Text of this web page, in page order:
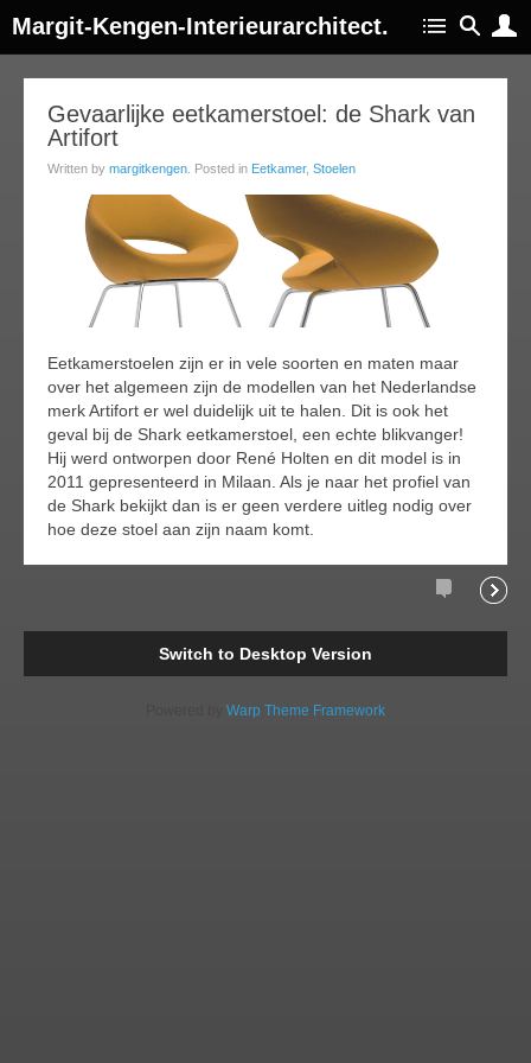
Margit-Kengen-Interieurarchitect.
Gevaarlijke eetkamerstoel: de Shark van
Artifort
Written by margitkengen . Posted in Eetkamer, Stoelen
Eetkamerstoelen zijn er in vele soorten en maten maar
over het algemeen zijn de modellen van het Nederlandse
merk Artifort er wel duidelijk uit te halen. Dit is ook het
geval bij de Shark eetkamerstoel, een echte blikvanger!
Hij werd ontworpen door René Holten en dit model is in
2011 gepresenteerd in Milaan. Als je naar het profiel van
de Shark bekijkt dan is er geen verdere uitleg nodig over
hoe deze stoel aan zijn naam komt.
Comments
Switch to Desktop Version
Warp Theme Framework